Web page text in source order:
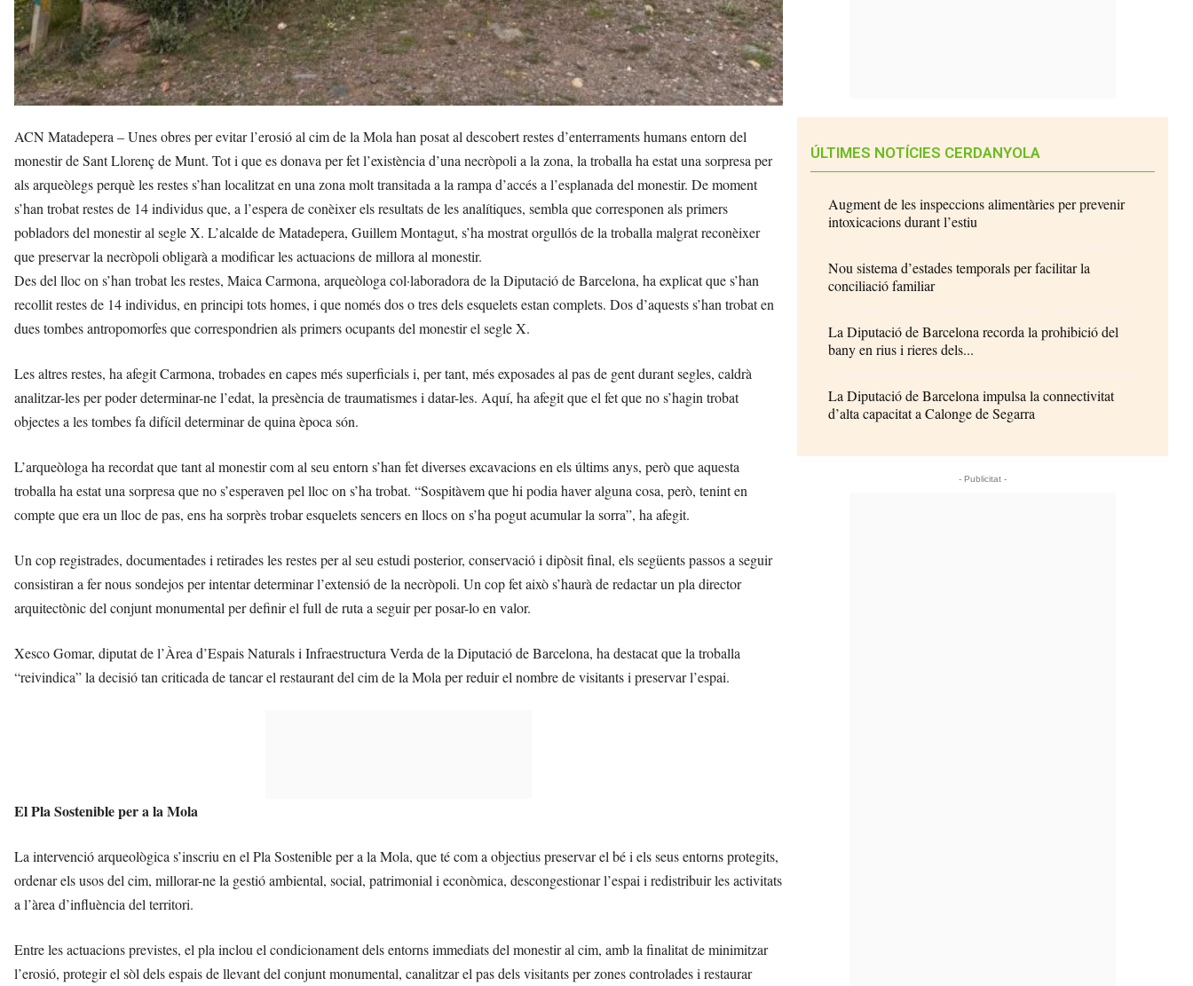
ACN Matadepera – Unes obres per evitar l’erosió al cim de la Mola han posat al descobert restes d’enterraments humans entorn del
monestir de Sant Llorenç de Munt. Tot i que es donava per fet l’existència d’una necròpoli a la zona, la troballa ha estat una sorpresa per
als arqueòlegs perquè les restes s’han localitzat en una zona molt transitada a la rampa d’accés a l’esplanada del monestir. De moment
s’han trobat restes de 14 individus que, a l’espera de conèixer els resultats de les analítiques, sembla que corresponen als primers
pobladors del monestir al segle X. L’alcalde de Matadepera, Guillem Montagut, s’ha mostrat orgullós de la troballa malgrat reconèixer
que preservar la necròpoli obligarà a modificar les actuacions de millora al monestir.
Des del lloc on s’han trobat les restes, Maica Carmona, arqueòloga col·laboradora de la Diputació de Barcelona, ha explicat que s’han
recollit restes de 14 individus, en principi tots homes, i que només dos o tres dels esquelets estan complets. Dos d’aquests s’han trobat en
dues tombes antropomorfes que correspondrien als primers ocupants del monestir el segle X.
Les altres restes, ha afegit Carmona, trobades en capes més superficials i, per tant, més exposades al pas de gent durant segles, caldrà
analitzar-les per poder determinar-ne l’edat, la presència de traumatismes i datar-les. Aquí, ha afegit que el fet que no s’hagin trobat
objectes a les tombes fa difícil determinar de quina època són.
L’arqueòloga ha recordat que tant al monestir com al seu entorn s’han fet diverses excavacions en els últims anys, però que aquesta
troballa ha estat una sorpresa que no s’esperaven pel lloc on s’ha trobat. “Sospitàvem que hi podia haver alguna cosa, però, tenint en
compte que era un lloc de pas, ens ha sorprès trobar esquelets sencers en llocs on s’ha pogut acumular la sorra”, ha afegit.
Un cop registrades, documentades i retirades les restes per al seu estudi posterior, conservació i dipòsit final, els següents passos a seguir
consistiran a fer nous sondejos per intentar determinar l’extensió de la necròpoli. Un cop fet això s’haurà de redactar un pla director
arquitectònic del conjunt monumental per definir el full de ruta a seguir per posar-lo en valor.
Xesco Gomar, diputat de l’Àrea d’Espais Naturals i Infraestructura Verda de la Diputació de Barcelona, ha destacat que la troballa
“reivindica” la decisió tan criticada de tancar el restaurant del cim de la Mola per reduir el nombre de visitants i preservar l’espai.
El Pla Sostenible per a la Mola
La intervenció arqueològica s’inscriu en el Pla Sostenible per a la Mola, que té com a objectius preservar el bé i els seus entorns protegits,
ordenar els usos del cim, millorar-ne la gestió ambiental, social, patrimonial i econòmica, descongestionar l’espai i redistribuir les activitats
a l’àrea d’influència del territori.
Entre les actuacions previstes, el pla inclou el condicionament dels entorns immediats del monestir al cim, amb la finalitat de minimitzar
l’erosió, protegir el sòl dels espais de llevant del conjunt monumental, canalitzar el pas dels visitants per zones controlades i restaurar
ÚLTIMES NOTÍCIES CERDANYOLA
Augment de les inspeccions alimentàries per prevenir
intoxicacions durant l’estiu
Nou sistema d’estades temporals per facilitar la
conciliació familiar
La Diputació de Barcelona recorda la prohibició del
bany en rius i rieres dels...
La Diputació de Barcelona impulsa la connectivitat
d’alta capacitat a Calonge de Segarra
- Publicitat -